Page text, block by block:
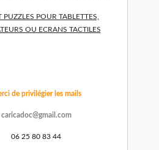
PUZZLES POUR TABLETTES,
OU ECRANS TACTILES
de privilégier les mails
caricadoc@gmail.com
06 25 80 83 44